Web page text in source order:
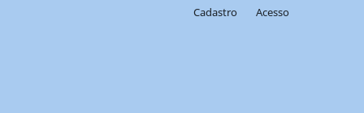
Cadastro Acesso